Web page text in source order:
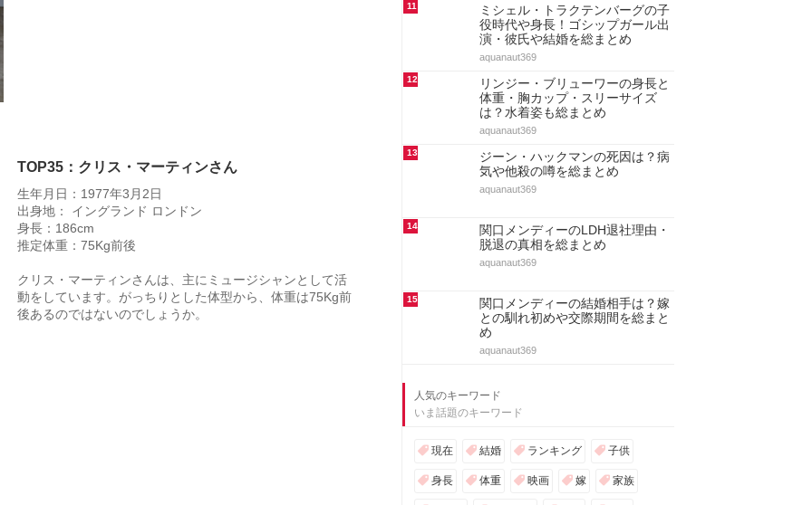
TOP35：クリス・マーティンさん
生年月日：1977年3月2日
出身地： イングランド ロンドン
身長：186cm
推定体重：75Kg前後
クリス・マーティンさんは、主にミュージシャンとして活
動をしています。がっちりとした体型から、体重は75Kg前
後あるのではないのでしょうか。
11
ミシェル・トラクテンバーグの子
役時代や身長！ゴシップガール出
演・彼氏や結婚を総まとめ
aquanaut369
12
リンジー・ブリューワーの身長と
体重・胸カップ・スリーサイズ
は？水着姿も総まとめ
aquanaut369
13
ジーン・ハックマンの死因は？病
気や他殺の噂を総まとめ
aquanaut369
14
関口メンディーのLDH退社理由・
脱退の真相を総まとめ
aquanaut369
15
関口メンディーの結婚相手は？嫁
との馴れ初めや交際期間を総まと
め
aquanaut369
人気のキーワード
いま話題のキーワード
現在 結婚 ランキング 子供
身長 体重 映画 嫁 家族